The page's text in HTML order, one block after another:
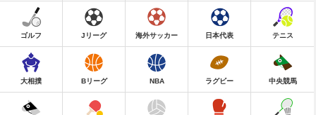
ゴルフ Jリーグ 海外サッカー 日本代表 テニス
大相撲 Bリーグ NBA ラグビー 中央競馬